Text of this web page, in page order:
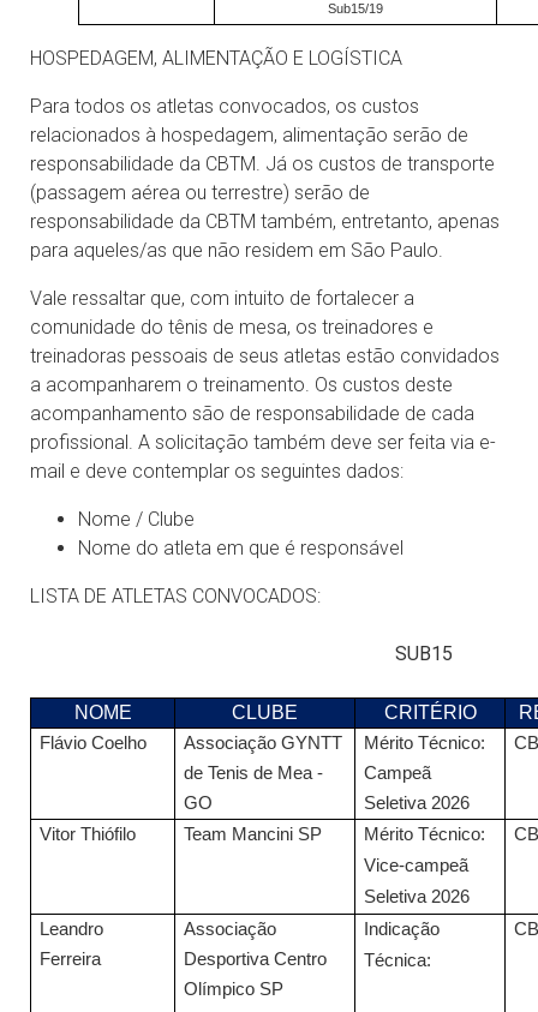
Sub15/19
HOSPEDAGEM, ALIMENTAÇÃO E LOGÍSTICA
Para todos os atletas convocados, os custos
relacionados à hospedagem, alimentação serão de
responsabilidade da CBTM. Já os custos de transporte
(passagem aérea ou terrestre) serão de
responsabilidade da CBTM também, entretanto, apenas
para aqueles/as que não residem em São Paulo.
Vale ressaltar que, com intuito de fortalecer a
comunidade do tênis de mesa, os treinadores e
treinadoras pessoais de seus atletas estão convidados
a acompanharem o treinamento. Os custos deste
acompanhamento são de responsabilidade de cada
profissional. A solicitação também deve ser feita via e-
mail e deve contemplar os seguintes dados:
Nome / Clube
Nome do atleta em que é responsável
LISTA DE ATLETAS CONVOCADOS:
SUB15
NOME CLUBE CRITÉRIO
Flávio Coelho
Associação GYNTT
de Tenis de Mea -
GO
Mérito Técnico:
Campeã
Seletiva 2026
Vitor Thiófilo Team Mancini SP
Mérito Técnico:
Vice-campeã
Seletiva 2026
Leandro
Ferreira
Associação
Desportiva Centro
Olímpico SP
Indicação
Técnica: